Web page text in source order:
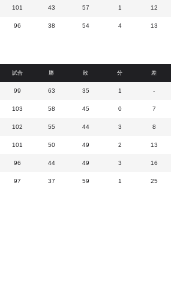
101 43 57 1 12
96 38 54 4 13
試合 勝 敗 分 差
99 63 35 1 -
103 58 45 0 7
102 55 44 3 8
101 50 49 2 13
96 44 49 3 16
97 37 59 1 25